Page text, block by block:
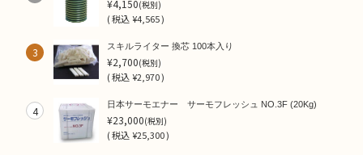
¥4,150(税別)
(税込¥4,565 )
3 スキルライター 換芯 100本入り
¥2,700(税別)
(税込¥2,970 )
4 日本サーモエナー サーモフレッシュ NO.3F (20Kg)
¥23,000(税別)
(税込¥25,300 )